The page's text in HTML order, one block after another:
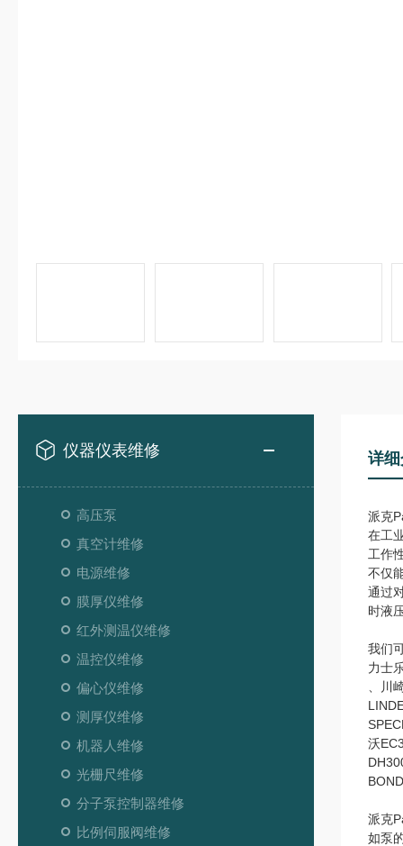
仪器仪表维修
高压泵
真空计维修
电源维修
膜厚仪维修
红外测温仪维修
温控仪维修
偏心仪维修
测厚仪维修
机器人维修
光栅尺维修
分子泵控制器维修
比例伺服阀维修
详
派克
在工
工作
不仅
通过
时液
我们
力士
、川
沃
派克
如泵